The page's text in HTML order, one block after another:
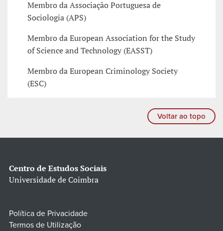
Membro da Associação Portuguesa de
Sociologia (APS)
Membro da European Association for the Study
of Science and Technology (EASST)
Membro da European Criminology Society
(ESC)
Voltar ao topo
Centro de Estudos Sociais
Universidade de Coimbra
Política de Privacidade
Termos de Utilização